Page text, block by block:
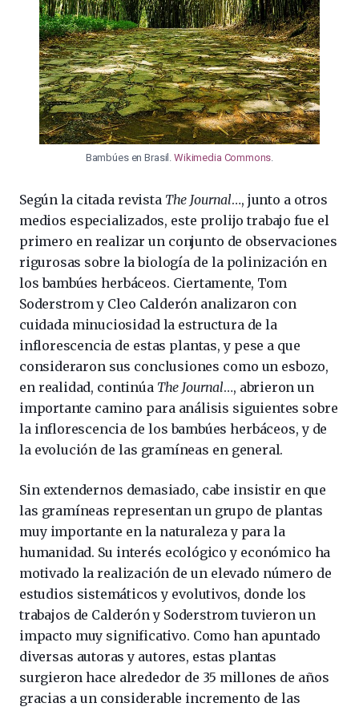
Bambúes en Brasil.Wikimedia Commons
Según la citada revista The Journal…, junto a otros
medios especializados, este prolijo trabajo fue el
primero en realizar un conjunto de observaciones
rigurosas sobre la biología de la polinización en
los bambúes herbáceos. Ciertamente, Tom
Soderstrom y Cleo Calderón analizaron con
cuidada minuciosidad la estructura de la
inflorescencia de estas plantas, y pese a que
consideraron sus conclusiones como un esbozo,
en realidad, continúa The Journal…, abrieron un
importante camino para análisis siguientes sobre
la inflorescencia de los bambúes herbáceos, y de
la evolución de las gramíneas en general.
Sin extendernos demasiado, cabe insistir en que
las gramíneas representan un grupo de plantas
muy importante en la naturaleza y para la
humanidad. Su interés ecológico y económico ha
motivado la realización de un elevado número de
estudios sistemáticos y evolutivos, donde los
trabajos de Calderón y Soderstrom tuvieron un
impacto muy significativo. Como han apuntado
diversas autoras y autores, estas plantas
surgieron hace alrededor de 35 millones de años
gracias a un considerable incremento de las